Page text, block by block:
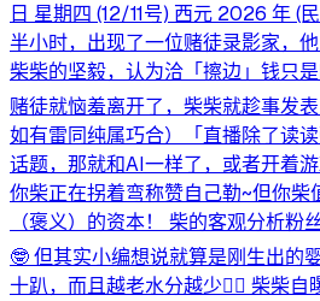
日 星期四 (12/11号) 西元 2026 年 (
半小时，出现了一位赌徒录影家，
柴柴的坚毅，认为洽「擦边」钱只
赌徒就恼羞离开了，柴柴就趁事发
如有雷同纯属巧合）「直播除了读
话题，那就和AI一样了，或者开着
你柴正在拐着弯称赞自己勒~但你柴
（褒义）的资本！ 柴的客观分析
🤓 但其实小编想说就算是刚生出的
十趴，而且越老水分越少😮‍💨 柴柴